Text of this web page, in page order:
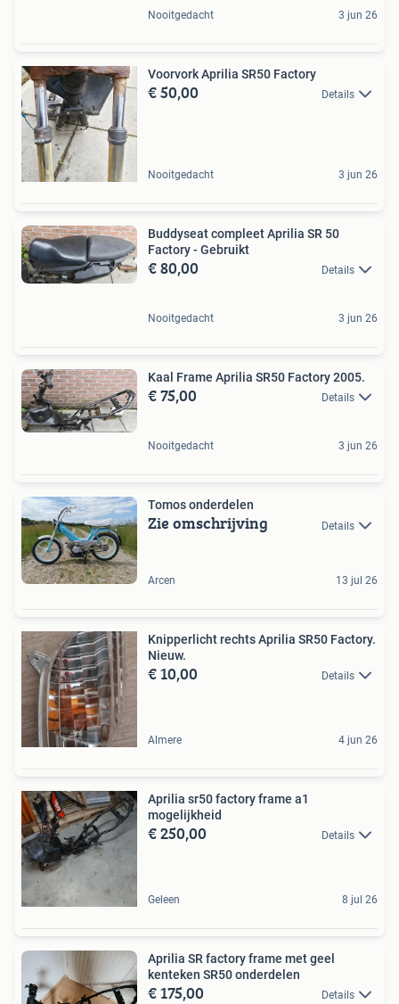
Nooitgedacht 3 jun 26
Voorvork Aprilia SR50 Factory
€ 50,00 Details
Nooitgedacht 3 jun 26
Buddyseat compleet Aprilia SR 50
Factory - Gebruikt
€ 80,00 Details
Nooitgedacht 3 jun 26
Kaal Frame Aprilia SR50 Factory 2005.
€ 75,00 Details
Nooitgedacht 3 jun 26
Tomos onderdelen
Zie omschrijving Details
Arcen 13 jul 26
Knipperlicht rechts Aprilia SR50 Factory.
Nieuw.
€ 10,00 Details
Almere 4 jun 26
Aprilia sr50 factory frame a1
mogelijkheid
€ 250,00 Details
Geleen 8 jul 26
Aprilia SR factory frame met geel
kenteken SR50 onderdelen
€ 175,00 Details